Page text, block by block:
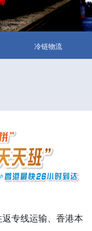
冷链物流
专线运输、香港本